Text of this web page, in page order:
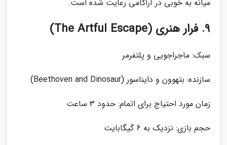
میانه به خوبی در آراگامی رعایت شده است.
9. فرار هنری (The Artful Escape)
سبک: ماجراجویی و پلتفرمر
سازنده: بتهوون و دایناسور (Beethoven and Dinosaur)
زمان مورد احتیاج برای اتمام: حدود 3 ساعت
حجم بازی: نزدیک به 6 گیگابایت